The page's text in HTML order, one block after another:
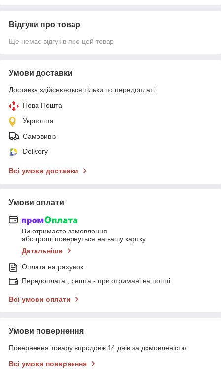
Відгуки про товар
Ще немає відгуків про цей товар
Умови доставки
Доставка здійснюється тільки по передоплаті.
Нова Пошта
Укрпошта
Самовивіз
Delivery
Всі умови доставки
Умови оплати
Ви отримаєте замовлення
або гроші повернуться на вашу картку
Детальніше
Оплата на рахунок
Передоплата , решта - при отримані на пошті
Всі умови оплати
Умови повернення
Повернення товару впродовж 14 днів за домовленістю
Всі умови повернення